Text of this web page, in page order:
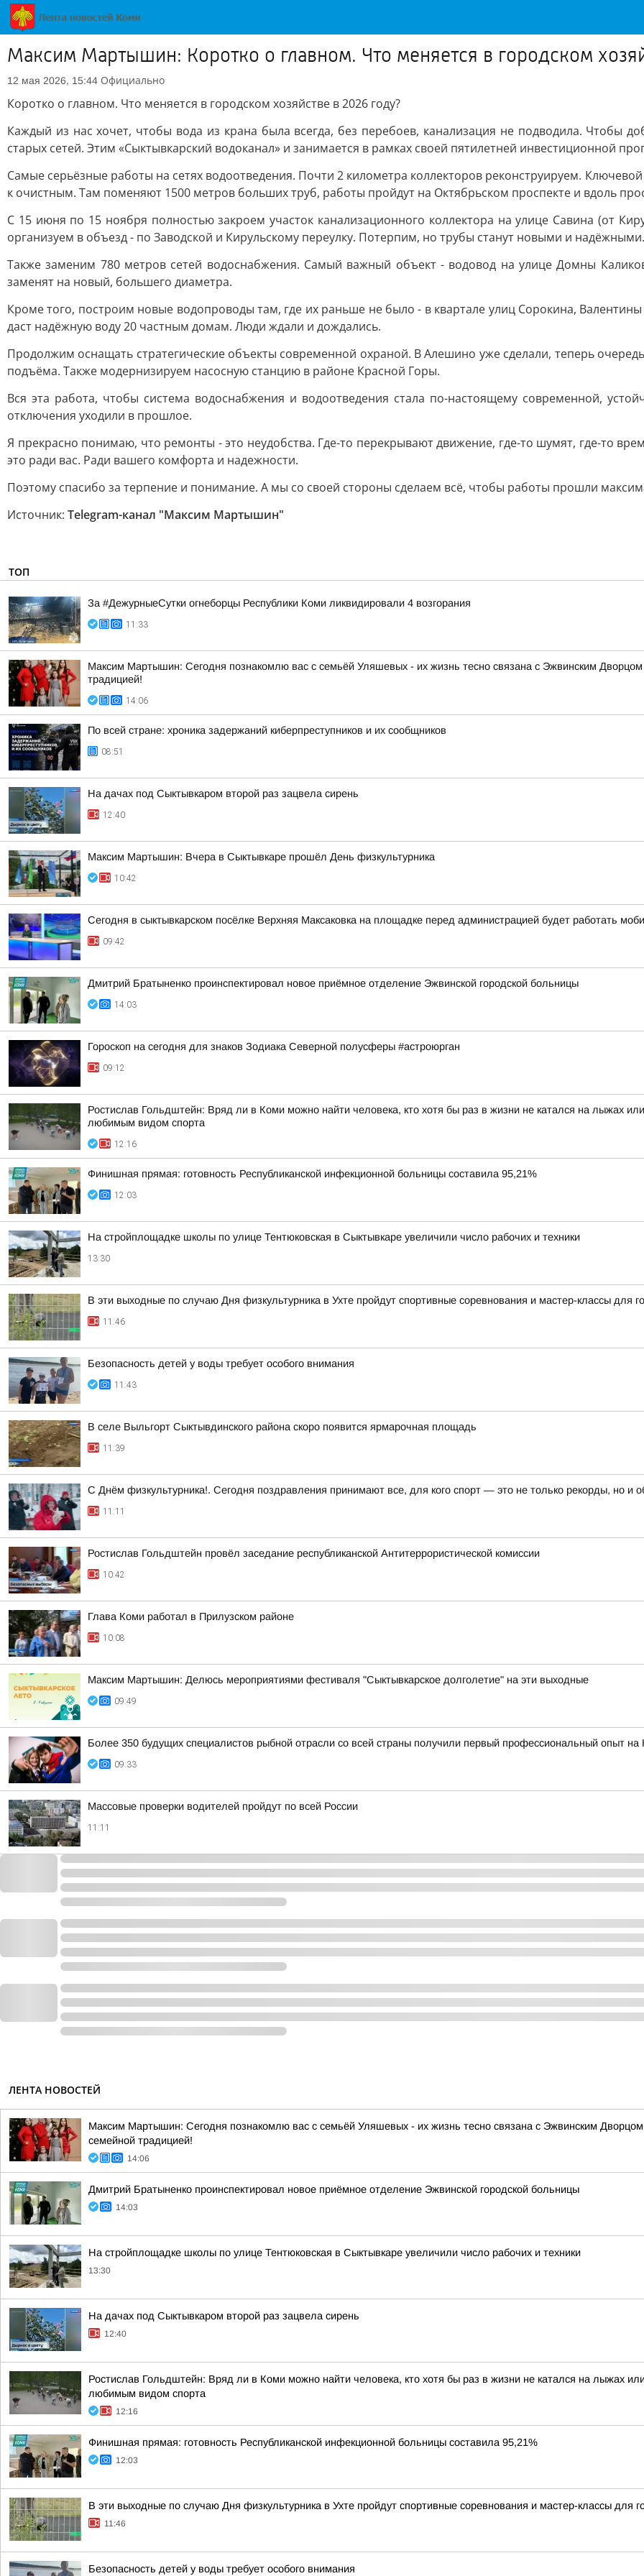
Максим Мартышин: Коротко о главном. Что меняется в городском
12 мая 2026, 15:44 Официально
Коротко о главном. Что меняется в городском хозяйстве в 2026 году?
Каждый из нас хочет, чтобы вода из крана была всегда, без перебоев, канализация не подводила. Чтобы
старых сетей. Этим «Сыктывкарский водоканал» и занимается в рамках своей пятилетней инвестиционной
Самые серьёзные работы на сетях водоотведения. Почти 2 километра коллекторов реконструируем.
к очистным. Там поменяют 1500 метров больших труб, работы пройдут на Октябрьском проспекте и вдоль
С 15 июня по 15 ноября полностью закроем участок канализационного коллектора на улице Савина (от
организуем в объезд - по Заводской и Кирульскому переулку. Потерпим, но трубы станут новыми и надёжными.
Также заменим 780 метров сетей водоснабжения. Самый важный объект - водовод на улице Домны
заменят на новый, большего диаметра.
Кроме того, построим новые водопроводы там, где их раньше не было - в квартале улиц Сорокина,
даст надёжную воду 20 частным домам. Люди ждали и дождались.
Продолжим оснащать стратегические объекты современной охраной. В Алешино уже сделали, теперь
подъёма. Также модернизируем насосную станцию в районе Красной Горы.
Вся эта работа, чтобы система водоснабжения и водоотведения стала по-настоящему современной,
отключения уходили в прошлое.
Я прекрасно понимаю, что ремонты - это неудобства. Где-то перекрывают движение, где-то шумят, где-то
это ради вас. Ради вашего комфорта и надежности.
Поэтому спасибо за терпение и понимание. А мы со своей стороны сделаем всё, чтобы работы прошли
Источник: Telegram-канал "Максим Мартышин"
ТОП
За #ДежурныеСутки огнеборцы Республики Коми ликвидировали 4 возгорания
11:33
Максим Мартышин: Сегодня познакомлю вас с семьёй Уляшевых - их жизнь тесно связана с Эжвинским
традицией!
14:06
По всей стране: хроника задержаний киберпреступников и их сообщников
08:51
На дачах под Сыктывкаром второй раз зацвела сирень
12:40
Максим Мартышин: Вчера в Сыктывкаре прошёл День физкультурника
10:42
Сегодня в сыктывкарском посёлке Верхняя Максаковка на площадке перед администрацией будет работать
09:42
Дмитрий Братыненко проинспектировал новое приёмное отделение Эжвинской городской больницы
14:03
Гороскоп на сегодня для знаков Зодиака Северной полусферы #астроюрган
09:12
Ростислав Гольдштейн: Вряд ли в Коми можно найти человека, кто хотя бы раз в жизни не катался на лыжах
любимым видом спорта
12:16
Финишная прямая: готовность Республиканской инфекционной больницы составила 95,21%
12:03
На стройплощадке школы по улице Тентюковская в Сыктывкаре увеличили число рабочих и техники
13:30
В эти выходные по случаю Дня физкультурника в Ухте пройдут спортивные соревнования и мастер-классы для
11:46
Безопасность детей у воды требует особого внимания
11:43
В селе Выльгорт Сыктывдинского района скоро появится ярмарочная площадь
11:39
С Днём физкультурника!. Сегодня поздравления принимают все, для кого спорт — это не только рекорды, но и
11:11
Ростислав Гольдштейн провёл заседание республиканской Антитеррористической комиссии
10:42
Глава Коми работал в Прилузском районе
10:08
Максим Мартышин: Делюсь мероприятиями фестиваля "Сыктывкарское долголетие" на эти выходные
09:49
Более 350 будущих специалистов рыбной отрасли со всей страны получили первый профессиональный опыт на
09:33
Массовые проверки водителей пройдут по всей России
11:11
ЛЕНТА НОВОСТЕЙ
Максим Мартышин: Сегодня познакомлю вас с семьёй Уляшевых - их жизнь тесно связана с Эжвинским
семейной традицией!
14:06
Дмитрий Братыненко проинспектировал новое приёмное отделение Эжвинской городской больницы
14:03
На стройплощадке школы по улице Тентюковская в Сыктывкаре увеличили число рабочих и техники
13:30
На дачах под Сыктывкаром второй раз зацвела сирень
12:40
Ростислав Гольдштейн: Вряд ли в Коми можно найти человека, кто хотя бы раз в жизни не катался на лыжах
любимым видом спорта
12:16
Финишная прямая: готовность Республиканской инфекционной больницы составила 95,21%
12:03
В эти выходные по случаю Дня физкультурника в Ухте пройдут спортивные соревнования и мастер-классы для
11:46
Безопасность детей у воды требует особого внимания